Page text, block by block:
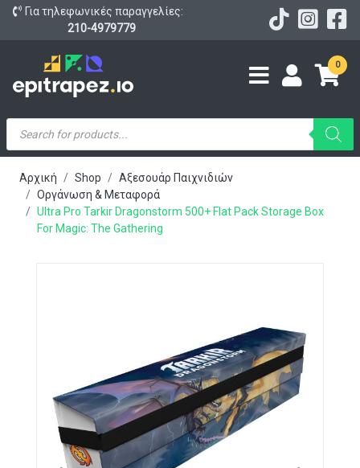
Για τηλεφωνικές παραγγελίες:
210-4979779
0
Products
search
Αρχική Shop
Αξεσουάρ Παιχνιδιών
Οργάνωση & Μεταφορά
Ultra Pro Tarkir Dragonstorm 500+ Flat Pack Storage Box
For Magic: The Gathering